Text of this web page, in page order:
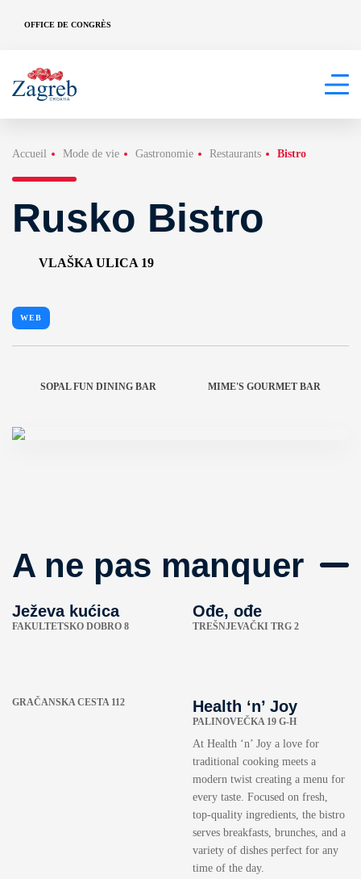
OFFICE DE CONGRÈS
Accueil Mode de vie Gastronomie Restaurants Bistro
Rusko Bistro
VLAŠKA ULICA 19
WEB
SOPAL FUN DINING BAR MIME'S GOURMET BAR
A ne pas manquer
Ježeva kućica
FAKULTETSKO DOBRO 8
Ođe, ođe
TREŠNJEVAČKI TRG 2
GRAČANSKA CESTA 112 Health ‘n’ Joy
PALINOVEČKA 19 G-H
At Health ‘n’ Joy a love for
traditional cooking meets a
modern twist creating a menu for
every taste. Focused on fresh,
top-quality ingredients, the bistro
serves breakfasts, brunches, and a
variety of dishes perfect for any
time of the day.